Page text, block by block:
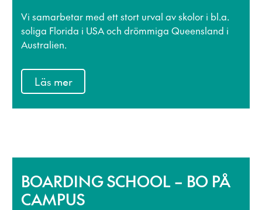
Vi samarbetar med ett stort urval av skolor i bl.a.
soliga Florida i USA och drömmiga Queensland i
Australien.
Läs mer
BOARDING SCHOOL – BO PÅ
CAMPUS